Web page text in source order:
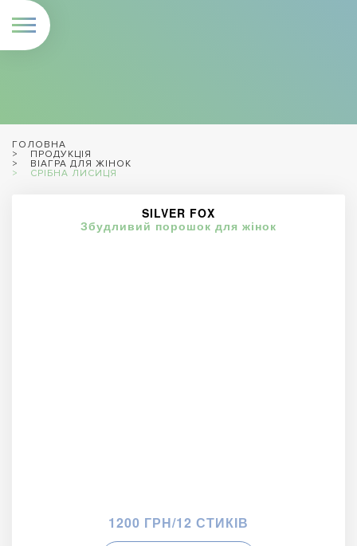
ГОЛОВНА
ПРОДУКЦІЯ
ВІАГРА ДЛЯ ЖІНОК
СРІБНА ЛИСИЦЯ
SILVER FOX
Збудливий порошок для жінок
1200 ГРН/12 СТИКІВ